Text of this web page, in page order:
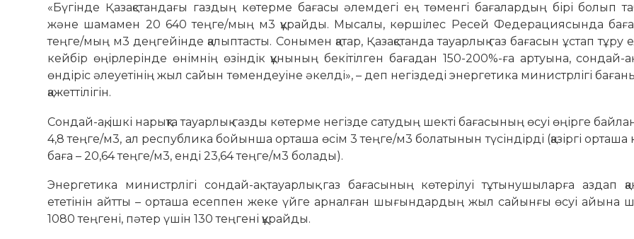
«Бүгінде Қазақстандағы газдың көтерме бағасы әлемдегі ең төменгі бағалардың бірі болып
және шамамен 20 640 теңге/мың м3 құрайды. Мысалы, көршілес Ресей Федерациясында
теңге/мың м3 деңгейінде қалыптасты. Сонымен қатар, Қазақстанда тауарлық газ бағасын ұстап тұру
кейбір өңірлерінде өнімнің өзіндік құнының бекітілген бағадан 150-200%-ға артуына, сондай-ақ
өндіріс әлеуетінің жыл сайын төмендеуіне әкелді», – деп негіздеді энергетика министрлігі
қажеттілігін.
Сондай-ақ, ішкі нарықта тауарлық газды көтерме негізде сатудың шекті бағасының өсуі өңірге
4,8 теңге/м3, ал республика бойынша орташа өсім 3 теңге/м3 болатынын түсіндірді (қазіргі орташа
баға – 20,64 теңге/м3, енді 23,64 теңге/м3 болады).
Энергетика министрлігі сондай-ақ тауарлық газ бағасының көтерілуі тұтынушыларға аздап
ететінін айтты – орташа есеппен жеке үйге арналған шығындардың жыл сайынғы өсуі айына
1080 теңгені, пәтер үшін 130 теңгені құрайды.